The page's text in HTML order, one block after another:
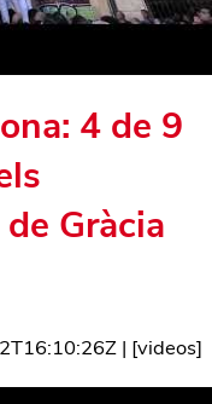
4 de 9
Gràcia
| [videos]